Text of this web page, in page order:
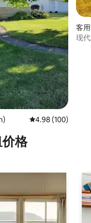
3 条评价平均评分 4.98 分（
4.98 (100)
客
现
格